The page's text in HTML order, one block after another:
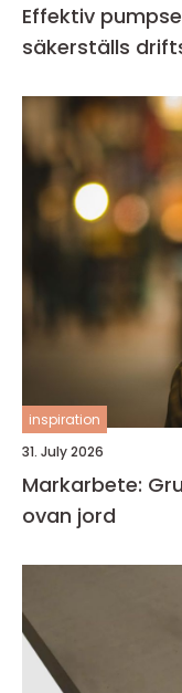
Effektiv
säkerställs
inspiration
31. July 2026
Markarbete:
ovan jord